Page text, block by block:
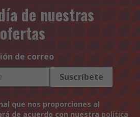
de nuestras
de correo
Suscríbete
que nos proporciones al
de acuerdo con nuestra política